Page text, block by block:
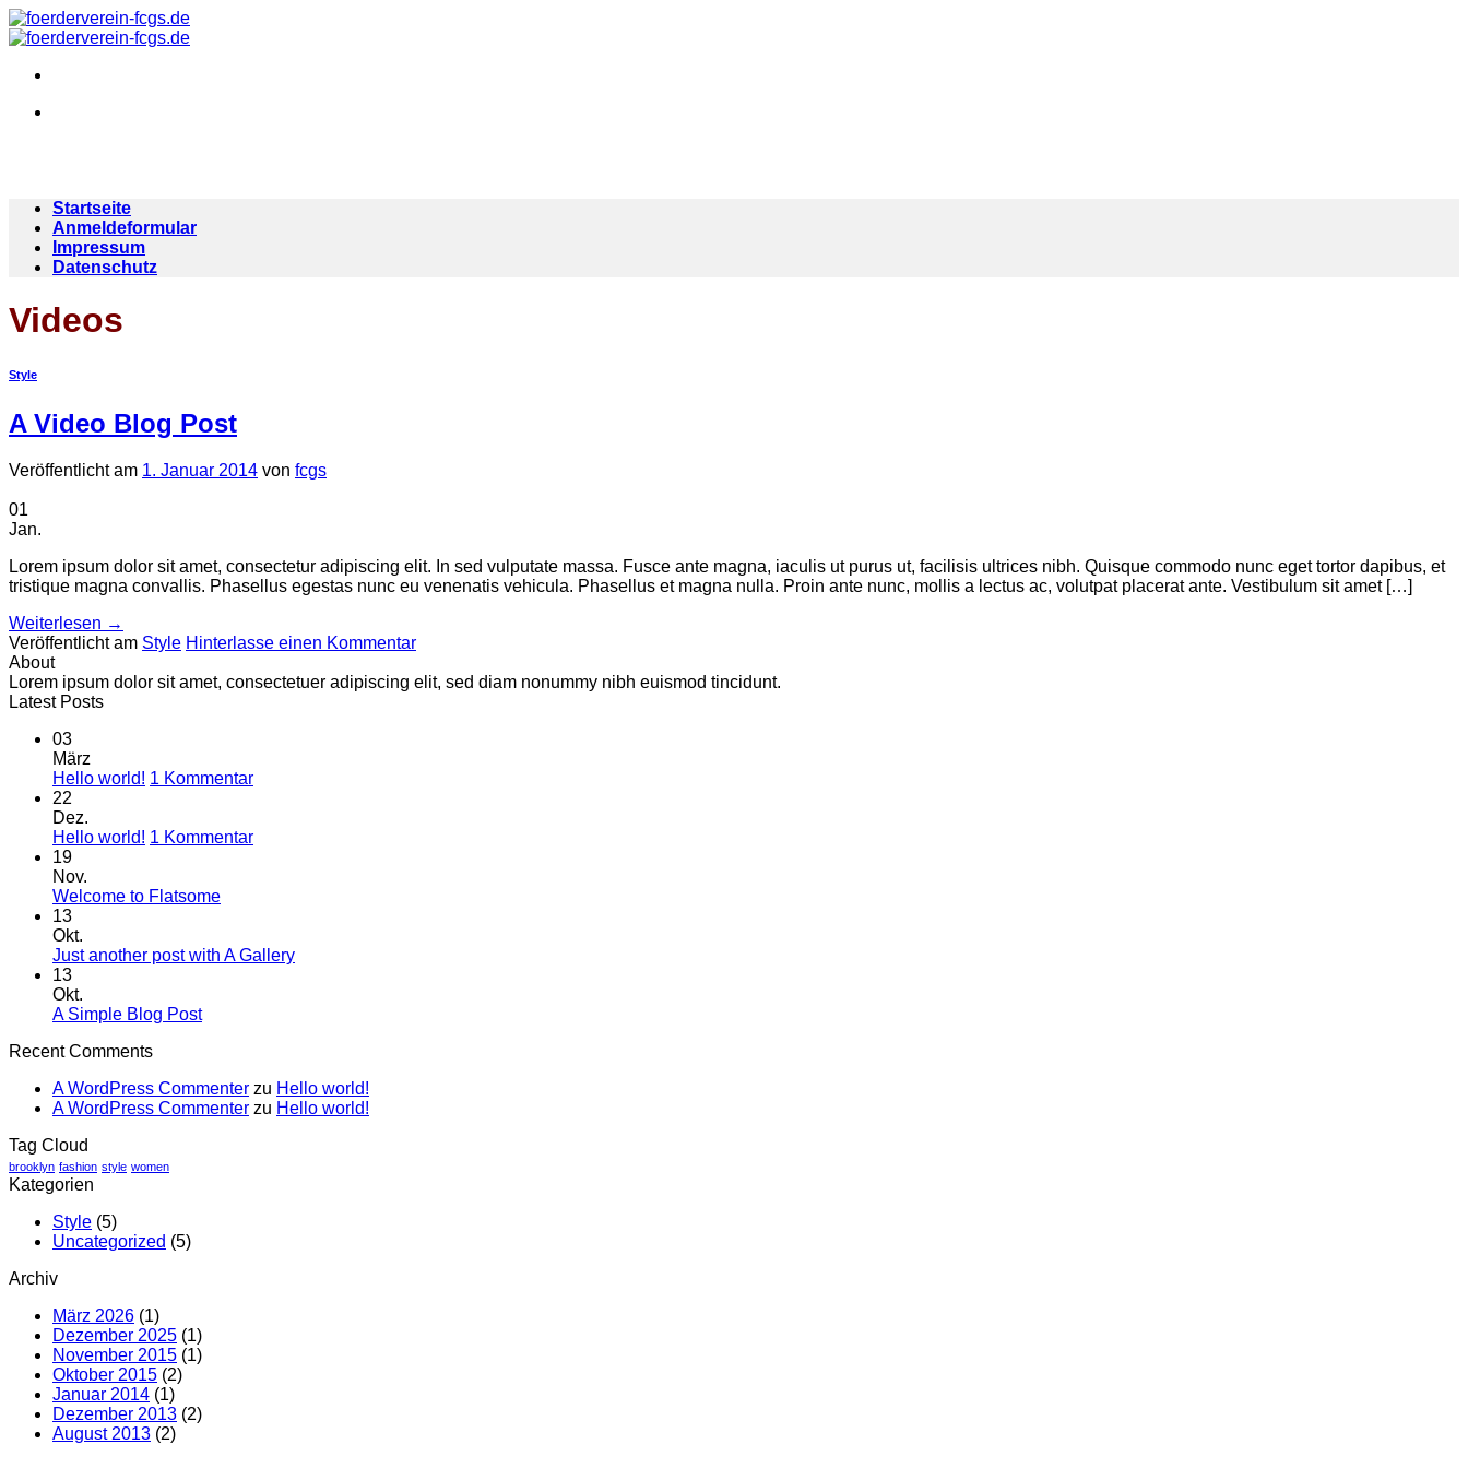
Zum
Inhalt
Startseite
Anmeldeformular
Impressum
Datenschutz
Videos
Style
A Video Blog Post
Veröffentlicht am 1. Januar 2014 von fcgs
01
Jan.
Lorem ipsum dolor sit amet, consectetur adipiscing elit. In sed vulputate massa. Fusce ante magna, iaculis ut purus ut, facilisis ultrices nibh. Quisque commodo nunc eget tortor dapibus, et
tristique magna convallis. Phasellus egestas nunc eu venenatis vehicula. Phasellus et magna nulla. Proin ante nunc, mollis a lectus ac, volutpat placerat ante. Vestibulum sit amet […]
Weiterlesen →
Veröffentlicht am Style Hinterlasse einen Kommentar
About
Lorem ipsum dolor sit amet, consectetuer adipiscing elit, sed diam nonummy nibh euismod tincidunt.
Latest Posts
03
März
Hello world! 1 Kommentarzu
22
Dez.
Hello world! 1 Kommentarzu
19
Nov.
Welcome to FlatsomeKeine
Welcome
13
Okt.
Just another post with A GalleryKeine
A
Gallery
13
Okt.
A Simple Blog PostKeine
Simple
Blog
Recent Comments
A WordPress Commenter zu Hello world!
A WordPress Commenter zu Hello world!
Tag Cloud
brooklyn fashion style women
Kategorien
Style (5)
Uncategorized (5)
Archiv
März 2026 (1)
Dezember 2025 (1)
November 2015 (1)
Oktober 2015 (2)
Januar 2014 (1)
Dezember 2013 (2)
August 2013 (2)